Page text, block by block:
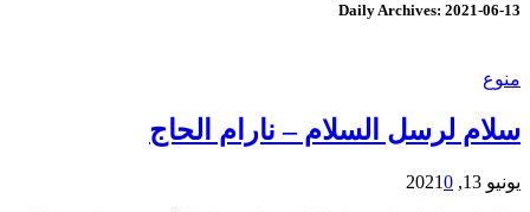
Daily Archives: 2021-06-13
منوع
سلام لرسل السلام – نارام الحاج
يونيو 13, 2021 0